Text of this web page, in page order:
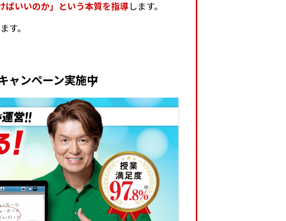
ばいいのか」という本質を指導します。
す。
ャンペーン実施中